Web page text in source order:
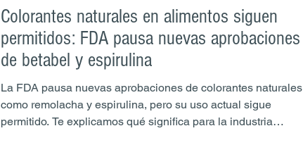
Colorantes naturales en alimentos siguen
permitidos: FDA pausa nuevas aprobaciones
de betabel y espirulina
La FDA pausa nuevas aprobaciones de colorantes naturales
como remolacha y espirulina, pero su uso actual sigue
permitido. Te explicamos qué significa para la industria